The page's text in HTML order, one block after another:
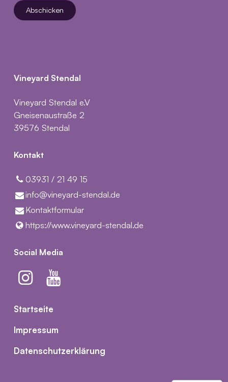
Abschicken
Vineyard Stendal
Vineyard Stendal e.V
Gneisenaustraße 2
39576 Stendal
Kontakt
03931 / 21 49 15
info@​vineyard-stendal.​de
Kontaktformular
https://www.​vineyard-stendal.​de
Social Media
Startseite
Impressum
Datenschutzerklärung